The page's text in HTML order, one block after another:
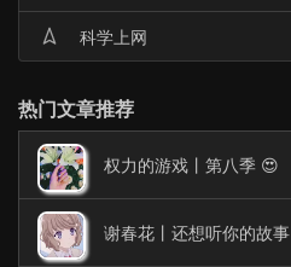
科学上网
热门文章推荐
权力的游戏丨第八季 😍
谢春花丨还想听你的故事